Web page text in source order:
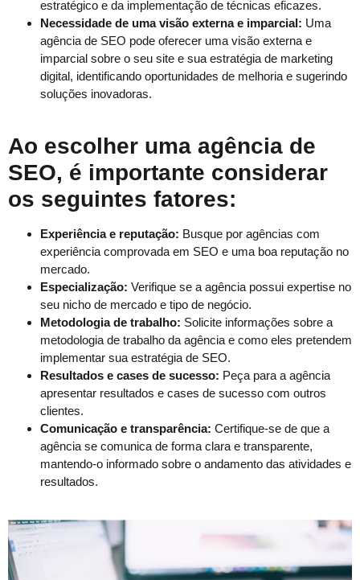
estratégico e da implementação de técnicas eficazes.
Necessidade de uma visão externa e imparcial: Uma
agência de SEO pode oferecer uma visão externa e
imparcial sobre o seu site e sua estratégia de marketing
digital, identificando oportunidades de melhoria e sugerindo
soluções inovadoras.
Ao escolher uma agência de
SEO, é importante considerar
os seguintes fatores:
Experiência e reputação: Busque por agências com
experiência comprovada em SEO e uma boa reputação no
mercado.
Especialização: Verifique se a agência possui expertise no
seu nicho de mercado e tipo de negócio.
Metodologia de trabalho: Solicite informações sobre a
metodologia de trabalho da agência e como eles pretendem
implementar sua estratégia de SEO.
Resultados e cases de sucesso: Peça para a agência
apresentar resultados e cases de sucesso com outros
clientes.
Comunicação e transparência: Certifique-se de que a
agência se comunica de forma clara e transparente,
mantendo-o informado sobre o andamento das atividades e
resultados.